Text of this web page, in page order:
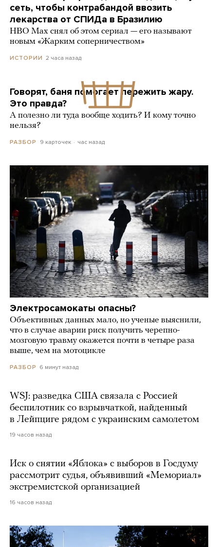
сеть, чтобы контрабандой ввозить
лекарства от СПИДа в Бразилию
HBO Max снял об этом сериал — его называют
новым «Жарким соперничеством»
ИСТОРИИ 2 часа назад
Говорят, баня помогает пережить жару.
Это правда?
А полезно ли туда вообще ходить? И кому точно
нельзя?
РАЗБОР 9 карточек час назад
Электросамокаты опасны?
Объективных данных мало, но ученые выяснили,
что в случае аварии риск получить черепно-
мозговую травму окажется почти в четыре раза
выше, чем на мотоцикле
РАЗБОР 6 минут назад
WSJ: разведка США связала с Россией
беспилотник со взрывчаткой, найденный
в Лейпциге рядом с украинским самолетом
19 часов назад
Иск о снятии «Яблока» с выборов в Госдуму
рассмотрит судья, объявивший «Мемориал»
экстремистской организацией
16 часов назад